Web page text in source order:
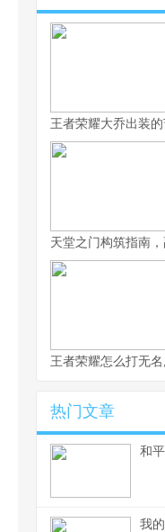
王者荣耀大乔出装
天堂之门构筑指南
王者荣耀怎么打无
热门文章
和
我